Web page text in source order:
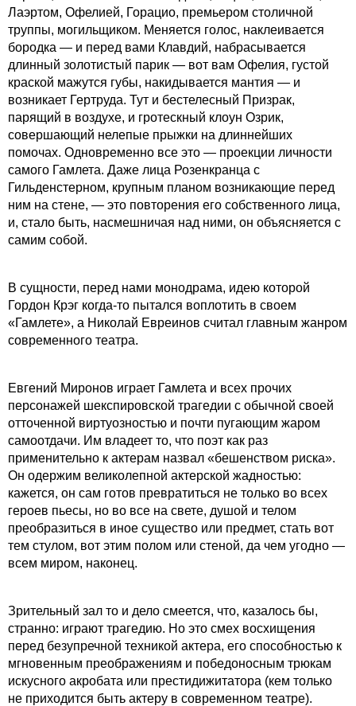
Лаэртом, Офелией, Горацио, премьером столичной
труппы, могильщиком. Меняется голос, наклеивается
бородка — и перед вами Клавдий, набрасывается
длинный золотистый парик — вот вам Офелия, густой
краской мажутся губы, накидывается мантия — и
возникает Гертруда. Тут и бестелесный Призрак,
парящий в воздухе, и гротескный клоун Озрик,
совершающий нелепые прыжки на длиннейших
помочах. Одновременно все это — проекции личности
самого Гамлета. Даже лица Розенкранца с
Гильденстерном, крупным планом возникающие перед
ним на стене, — это повторения его собственного лица,
и, стало быть, насмешничая над ними, он объясняется с
самим собой.
В сущности, перед нами монодрама, идею которой
Гордон Крэг когда-то пытался воплотить в своем
«Гамлете», а Николай Евреинов считал главным жанром
современного театра.
Евгений Миронов играет Гамлета и всех прочих
персонажей шекспировской трагедии с обычной своей
отточенной виртуозностью и почти пугающим жаром
самоотдачи. Им владеет то, что поэт как раз
применительно к актерам назвал «бешенством риска».
Он одержим великолепной актерской жадностью:
кажется, он сам готов превратиться не только во всех
героев пьесы, но во все на свете, душой и телом
преобразиться в иное существо или предмет, стать вот
тем стулом, вот этим полом или стеной, да чем угодно —
всем миром, наконец.
Зрительный зал то и дело смеется, что, казалось бы,
странно: играют трагедию. Но это смех восхищения
перед безупречной техникой актера, его способностью к
мгновенным преображениям и победоносным трюкам
искусного акробата или престидижитатора (кем только
не приходится быть актеру в современном театре).